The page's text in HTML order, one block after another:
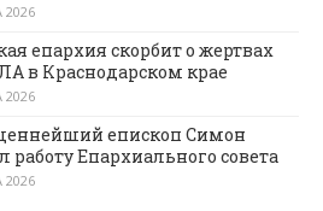
2026
епархия скорбит о жертвах
в Краснодарском крае
2026
епископ Симон
работу Епархиального совета
2026